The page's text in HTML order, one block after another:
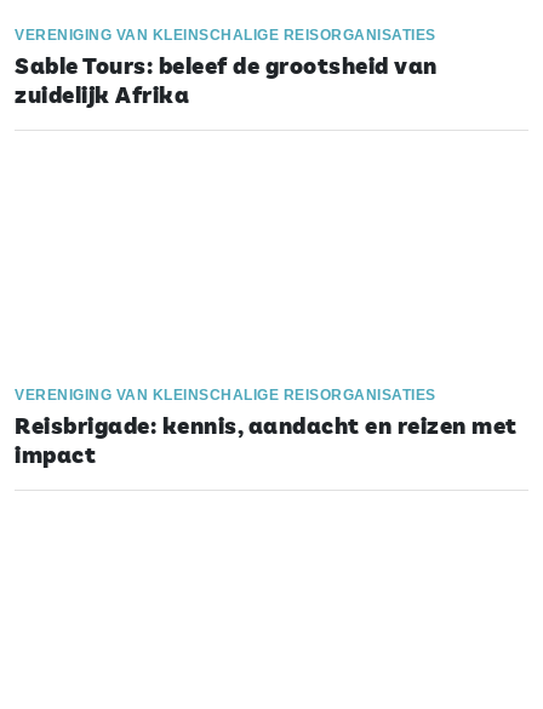
VERENIGING VAN KLEINSCHALIGE REISORGANISATIES
Sable Tours: beleef de grootsheid van
zuidelijk Afrika
VERENIGING VAN KLEINSCHALIGE REISORGANISATIES
Reisbrigade: kennis, aandacht en reizen met
impact